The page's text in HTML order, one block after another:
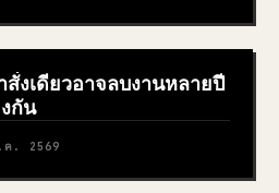
สั่งเดียวอาจลบงานหลายปี
กัน
ค. 2569